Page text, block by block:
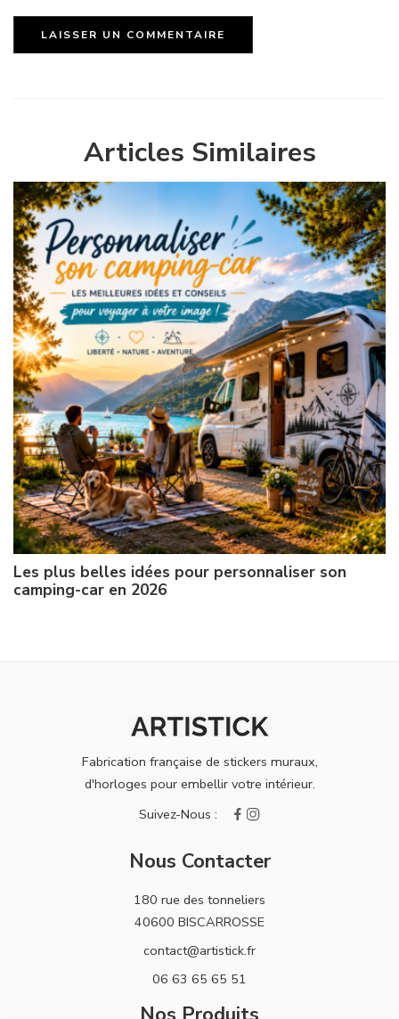
Articles Similaires
Les plus belles idées pour personnaliser son
camping-car en 2026
Fabrication française de stickers muraux,
d'horloges pour embellir votre intérieur.
Nous Contacter
180 rue des tonneliers
40600 BISCARROSSE
contact@artistick.fr
06 63 65 65 51